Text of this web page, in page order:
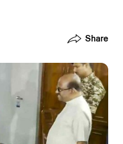
Share